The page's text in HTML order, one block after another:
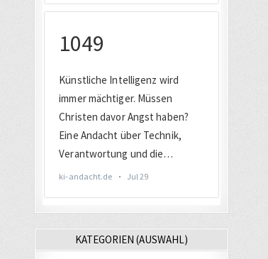
KATEGORIEN (AUSWAHL)